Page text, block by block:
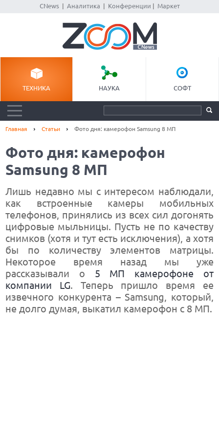
CNews| Аналитика Конференции Маркет
ТЕХНИКА НАУКА СОФТ
Главная Статьи Фото дня: камерофон Samsung 8 МП
Фото дня: камерофон
Samsung 8 МП
Лишь недавно мы с интересом наблюдали,
как встроенные камеры мобильных
телефонов, принялись из всех сил догонять
цифровые мыльницы. Пусть не по качеству
снимков (хотя и тут есть исключения), а хотя
бы по количеству элементов матрицы.
Некоторое время назад мы уже
рассказывали о 5 МП камерофоне от
компании LG. Теперь пришло время ее
извечного конкурента – Samsung, который,
не долго думая, выкатил камерофон с 8 МП.